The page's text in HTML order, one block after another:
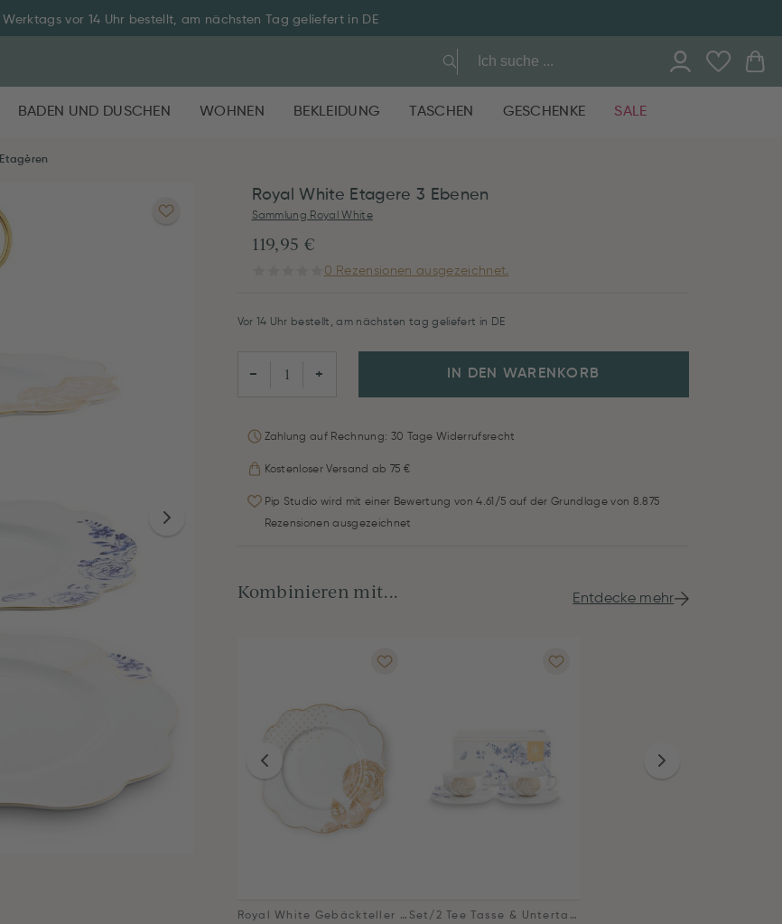
Werktags vor 14 Uhr bestellt, am nächsten Tag geliefert in DE
BADEN UND DUSCHEN WOHNEN BEKLEIDUNG TASCHEN GESCHENKE SALE
Etagèren
Royal White Etagere 3 Ebenen
Sammlung Royal White
119,95 €
0 Rezensionen ausgezeichnet.
Vor 14 Uhr bestellt, am nächsten tag geliefert in DE
− + IN DEN WARENKORB
Zahlung auf Rechnung: 30 Tage Widerrufsrecht
Kostenloser Versand ab 75 €
Pip Studio wird mit einer Bewertung von 4.61/5 auf der Grundlage von 8.875
Rezensionen ausgezeichnet
Kombinieren mit... Entdecke mehr
Royal White Gebäckteller 17 cm Set/2 Tee Tasse & Untertasse Royal White 250ml